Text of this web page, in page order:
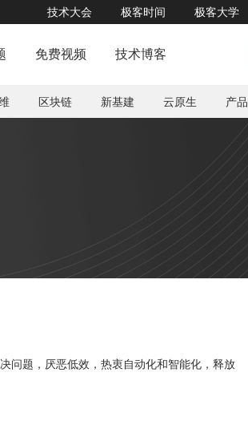
技术大会 极客时间 极客大学
免费视频 技术博客
区块链 新基建 云原生 产品
问题，厌恶低效，热衷自动化和智能化，释放